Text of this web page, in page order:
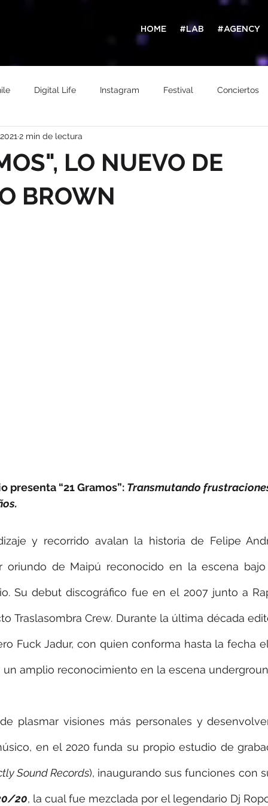
HOME #LAB #AGENCY
Digital Life Instagram Festival Conciertos
Filtro TikTok
LO NUEVO DE
BROWN
2 min de lectura
presenta “21 Gramos”: Transmutando
y recorrido avalan la historia de Felipe
oriundo de Maipú reconocido en la escena
Su debut discográfico fue en el 2007 junto a
Traslasombra Crew. Durante la última década
Fuck Jadur, con quien conforma hasta la fecha
amplio reconocimiento en la escena
plasmar visiones más personales y
en el 2020 funda su propio estudio de
Sound Records), inaugurando sus funciones con
20, la cual fue mezclada por el legendario Dj